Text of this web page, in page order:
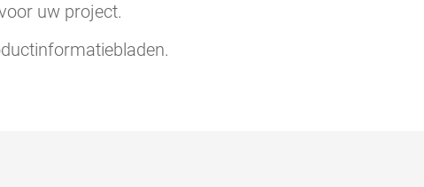
uw project.